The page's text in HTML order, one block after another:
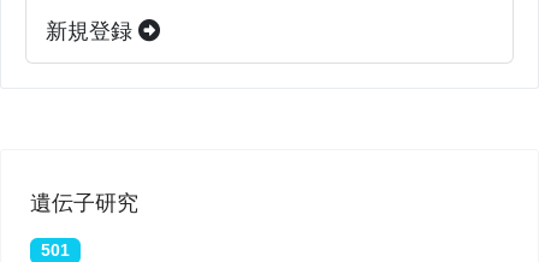
BioQuick News:
新規登録
遺伝子研究
501